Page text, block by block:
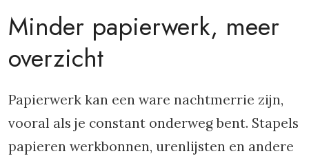
Minder papierwerk, meer
overzicht
Papierwerk kan een ware nachtmerrie zijn,
vooral als je constant onderweg bent. Stapels
papieren werkbonnen, urenlijsten en andere